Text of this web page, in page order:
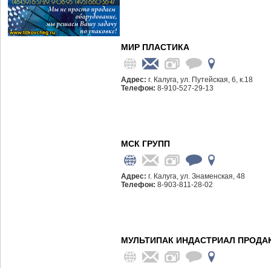
МИР ПЛАСТИКА
Адрес: г. Калуга, ул. Путейская, 6, к.18
Телефон: 8-910-527-29-13
МСК ГРУПП
Адрес: г. Калуга, ул. Знаменская, 48
Телефон: 8-903-811-28-02
МУЛЬТИПАК ИНДАСТРИАЛ